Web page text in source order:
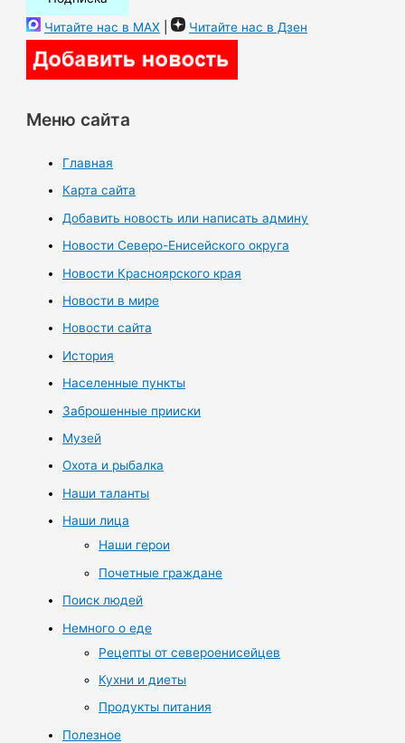
Читайте нас в MAX | Читайте нас в Дзен
Меню сайта
Главная
Карта сайта
Добавить новость или написать админу
Новости Северо-Енисейского округа
Новости Красноярского края
Новости в мире
Новости сайта
История
Населенные пункты
Заброшенные прииски
Музей
Охота и рыбалка
Наши таланты
Наши лица
Наши герои
Почетные граждане
Поиск людей
Немного о еде
Рецепты от североенисейцев
Кухни и диеты
Продукты питания
Полезное